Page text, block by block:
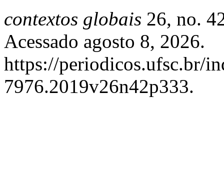
contextos globais 26, no.
Acessado agosto 8, 2026.
https://periodicos.ufsc.br/
7976.2019v26n42p333.